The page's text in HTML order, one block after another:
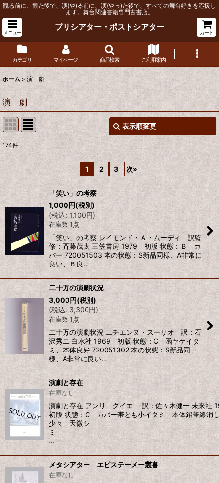
観る前に、観た後で、演(や)る前に、演(やっ)た後で、すべての舞台好きを応援し
ます。舞台関連書籍専門古書店。
メニュー
プリシアター・ポストシアター
カート
カテゴリ マイページ 商品検索 ご利用案内
ホーム > 演 劇
演 劇
表示順変更
サブカテゴリ
表示数
並び順:
絞り込む
174件
1 2 3 次»
「笑い」の考察
1,000円(税別)
(税込: 1,100円)
在庫数 1点
「笑い」の考察 レイモンド・Ａ・ムーディ 訳監
修：斉藤茂太 三笠書房 1979 初版 状態：Ｂ カ
バー 720051503 本の状態：S新品同様、A非常に
良い、Ｂ良…
二十万の演劇状況
3,000円(税別)
(税込: 3,300円)
在庫数 1点
二十万の演劇状況 エチエンヌ・スーリオ 訳：石
沢秀二 白水社 1969 初版 状態：C 函ヤケイタ
ミ、本体良好 720051302 本の状態：S新品同
様、A非常に良い…
演劇と存在
在庫なし
演劇と存在 アンリ・グイエ 訳：佐々木健一 未来
初版 状態：C カバー帯とも小イタミ、本体鉛筆線消
少々 天微シ
…
メタシアター エピステーメー叢書
在庫なし